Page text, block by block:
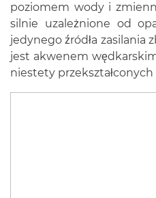
poziomem wody i
silnie uzależnione od
jedynego źródła zasilania
jest akwenem
niestety przekształconych